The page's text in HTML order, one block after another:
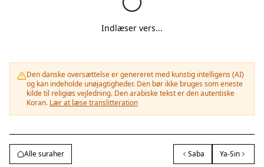
Indlæser vers...
Den danske oversættelse er genereret med kunstig intelligens (AI)
og kan indeholde unøjagtigheder. Den bør ikke bruges som eneste
kilde til religiøs vejledning. Den arabiske tekst er den autentiske
Koran. Lær at læse translitteration
Alle suraher Saba Ya-Sin